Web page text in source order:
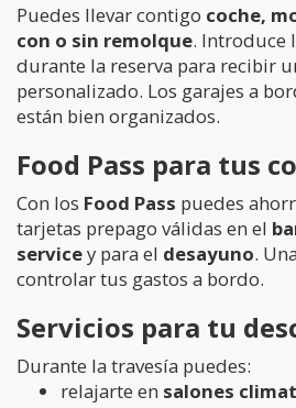
Puedes llevar contigo coche,
con o sin remolque. Introduce
durante la reserva para recibir
personalizado. Los garajes a
están bien organizados.
Food Pass para tus
Con los Food Pass puedes
tarjetas prepago válidas en el
servicey para el desayuno.
controlar tus gastos a bordo.
Servicios para tu
Durante la travesía puedes:
relajarte en salones